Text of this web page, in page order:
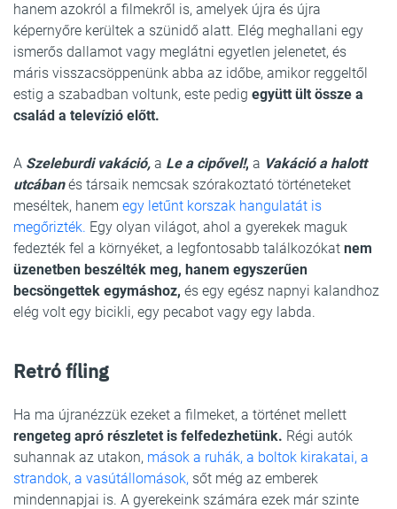
hanem azokról a filmekről is, amelyek újra és újra
képernyőre kerültek a szünidő alatt. Elég meghallani egy
ismerős dallamot vagy meglátni egyetlen jelenetet, és
máris visszacsöppenünk abba az időbe, amikor reggeltől
estig a szabadban voltunk, este pedig együtt ült össze a
család a televízió előtt.
A Szeleburdi vakáció, a Le a cipővel!, a Vakáció a halott
utcában és társaik nemcsak szórakoztató történeteket
meséltek, hanem egy letűnt korszak hangulatát is
megőrizték. Egy olyan világot, ahol a gyerekek maguk
fedezték fel a környéket, a legfontosabb találkozókat nem
üzenetben beszélték meg, hanem egyszerűen
becsöngettek egymáshoz, és egy egész napnyi kalandhoz
elég volt egy bicikli, egy pecabot vagy egy labda.
Retró fíling
Ha ma újranézzük ezeket a filmeket, a történet mellett
rengeteg apró részletet is felfedezhetünk. Régi autók
suhannak az utakon, mások a ruhák, a boltok kirakatai, a
strandok, a vasútállomások, sőt még az emberek
mindennapjai is. A gyerekeink számára ezek már szinte